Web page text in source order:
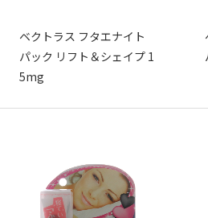
ベクトラス フタエナイト
パック リフト＆シェイプ 1
5mg